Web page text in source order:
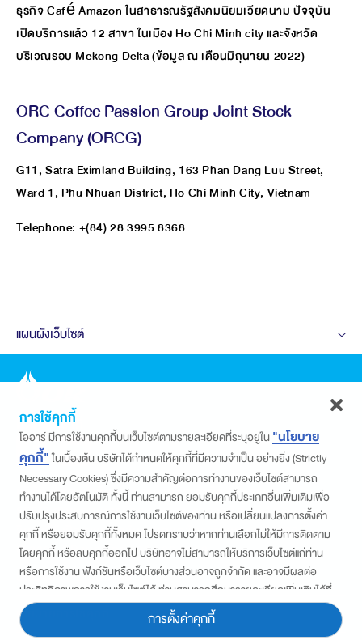
ธุรกิจ Café Amazon ในสาธารณรัฐสังคมนิยมเวียดนาม ปัจจุบัน
เปิดบริการแล้ว 12 สาขา ในเมือง Ho Chi Minh city และจังหวัด
บริเวณรอบ Mekong Delta (ข้อมูล ณ เดือนมิถุนายน 2022)
ORC Coffee Passion Group Joint Stock
Company (ORCG)
G11, Satra Eximland Building, 163 Phan Dang Luu Street,
Ward 1, Phu Nhuan District, Ho Chi Minh City, Vietnam
Telephone: +(84) 28 3995 8368
แผนผังเว็บไซต์
ติดตามเราที่
บริษัท ปตท. น้ำมันและการค้าปลีก จำกัด (มหาชน)
555/2 ศูนย์เอนเนอร์ยี่คอมเพล็กซ์ อาคารบี ชั้นที่ 12 ถนน
วิภาวดีรังสิต แขวงจตุจักร เขตจตุจักร กรุงเทพฯ 10900
© 2024 OR เบอร์โทร : 02 196 5959
นโยบายความเป็นส่วนตัว
นโยบายการใช้คุกกี้
การใช้คุกกี้
โออาร์ มีการใช้งานคุกกี้บนเว็บไซต์ตามรายละเอียดที่ระบุอยู่ใน"นโยบาย
คุกกี้"ในเบื้องต้น บริษัทได้กำหนดให้คุกกี้ที่มีความจำเป็น อย่างยิ่ง (Strictly
Necessary Cookies) ซึ่งมีความสำคัญต่อการทำงานของเว็บไซต์สามารถ
ทำงานได้โดยอัตโนมัติ ทั้งนี้ ท่านสามารถ ยอมรับคุกกี้ประเภทอื่นเพิ่มเติมเพื่อ
ปรับปรุงประสบการณ์การใช้งานเว็บไซต์ของท่าน หรือเปลี่ยนแปลงการตั้งค่า
คุกกี้ หรือยอมรับคุกกี้ทั้งหมด โปรดทราบว่าหากท่านเลือกไม่ให้มีการติดตาม
โดยคุกกี้ หรือลบคุกกี้ออกไป บริษัทอาจไม่สามารถให้บริการเว็บไซต์แก่ท่าน
หรือการใช้งาน ฟังก์ชันหรือเว็บไซต์บางส่วนอาจถูกจำกัด และอาจมีผลต่อ
ประสิทธิภาพการใช้งานเว็บไซต์ได้ ท่านสามารถศึกษารายละเอียดเพิ่มเติมได้ที่
“ประกาศความเป็นส่วนตัว”การตั้งค่าคุกกี้